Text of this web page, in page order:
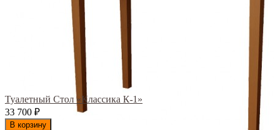
Туалетный Стол «Классика К-1»
33 700 ₽
В корзину